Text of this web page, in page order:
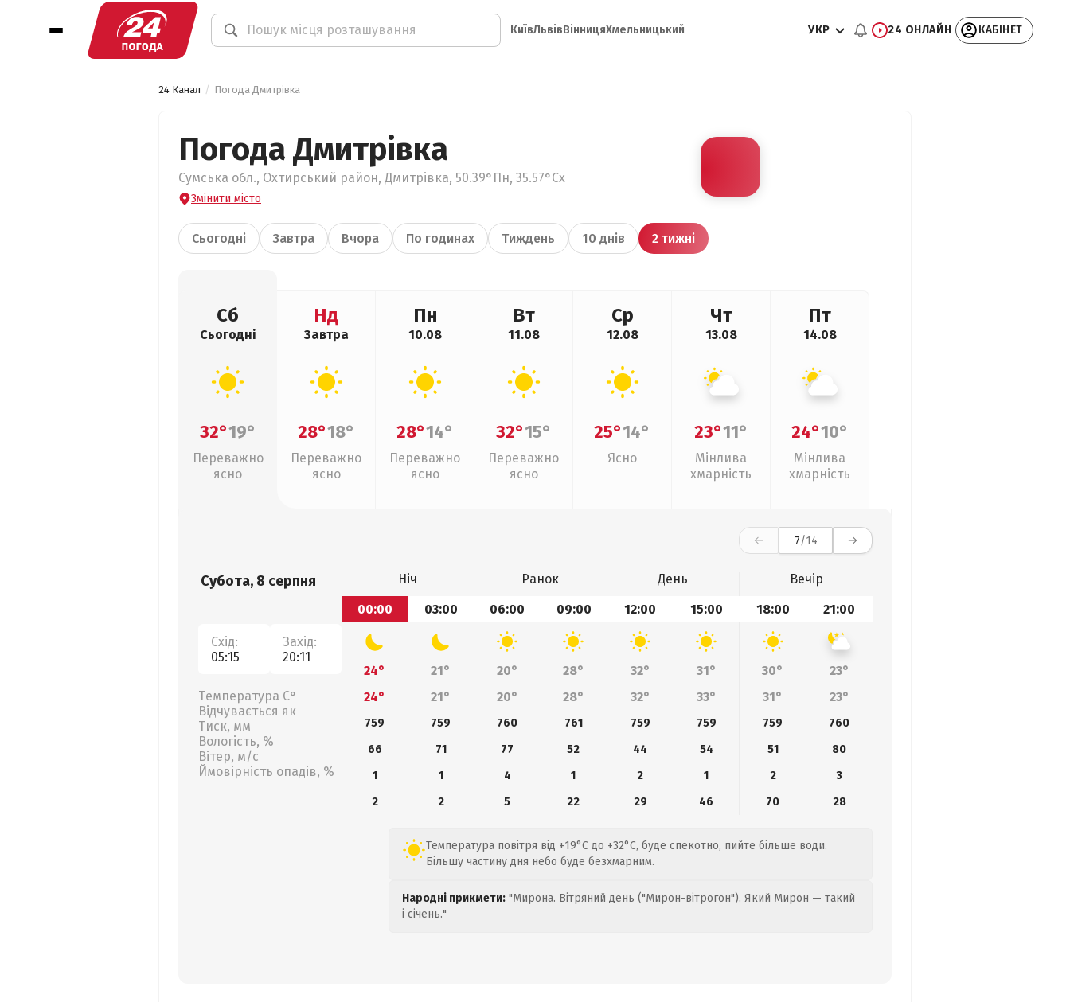
КиївЛьвівВінницяХмельницький УКР 24 ОНЛАЙН КАБІНЕТ
24 Канал Погода Дмитрівка
Погода Дмитрівка
Сумська обл., Охтирський район, Дмитрівка, 50.39°Пн, 35.57°Сх
Змінити місто
Сьогодні Завтра Вчора По годинах Тиждень 10 днів 2 тижні
Сб
Сьогодні
32°19°
Переважно
ясно
Нд
Завтра
28°18°
Переважно
ясно
Пн
10.08
28°14°
Переважно
ясно
Вт
11.08
32°15°
Переважно
ясно
Ср
12.08
25°14°
Ясно
Чт
13.08
23°11°
Мінлива
хмарність
Пт
14.08
24°10°
Мінлива
хмарність
7/14
Субота, 8 серпня
Схід:
05:15
Захід:
20:11
Температура С°
Відчувається як
Тиск, мм
Вологість, %
Вітер, м/с
Ймовірність опадів, %
Ніч Ранок День
Вечір
00:00
03:00 06:00 09:00 12:00 15:00 18:00 21:00
24° 21° 20° 28° 32° 31° 30°
23°
24°
21° 20° 28° 32° 33° 31° 23°
759 759 760 761 759 759 759
760
66
71 77 52 44 54 51
80
1
1 4 1 2 1 2
3
2
2 5 22 29 46 70 28
Температура повітря від +19°C до +32°C, буде спекотно, пийте більше води.
Більшу частину дня небо буде безхмарним.
Народні прикмети: "Мирона. Вітряний день ("Мирон-вітрогон"). Який Мирон — такий
і січень."